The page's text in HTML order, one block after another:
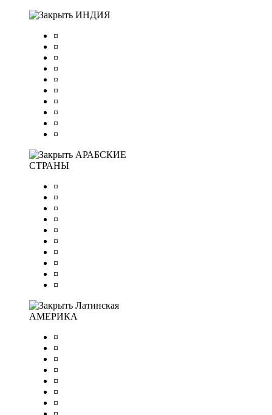
ИНДИЯ
¤
¤
¤
¤
¤
¤
¤
¤
¤
¤
АРАБСКИЕ
СТРАНЫ
¤
¤
¤
¤
¤
¤
¤
¤
¤
¤
Латинская
АМЕРИКА
¤
¤
¤
¤
¤
¤
¤